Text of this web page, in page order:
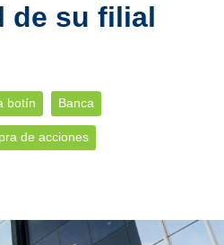
de su filial
botín Banca
de acciones